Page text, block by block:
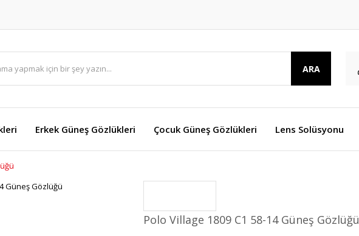
ARA
Erkek Güneş Gözlükleri Çocuk Güneş Gözlükleri Lens Solüsyonu
Polo Village 1809 C1 58-14 Güneş Gözlüğü